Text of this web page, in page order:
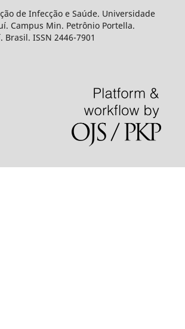
de Infecção e Saúde. Universidade
Campus Min. Petrônio Portella.
Brasil. ISSN 2446-7901